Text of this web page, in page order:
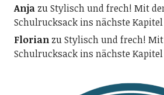
AnjazuStylisch und frech! Mit
Schulrucksack ins nächste
FlorianzuStylisch und frech! Mit
Schulrucksack ins nächste